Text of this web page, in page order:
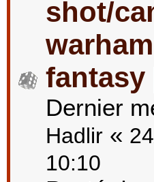
shot/
fantasy
Dernier
Hadlir «
10:10